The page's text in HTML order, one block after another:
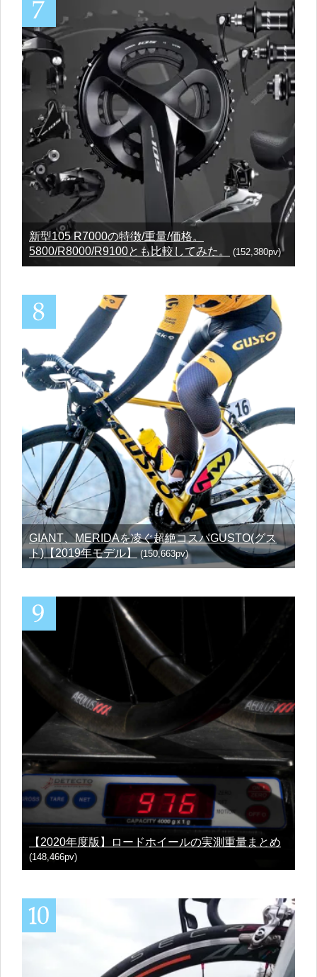
新型105 R7000の特徴/重量/価格。
5800/R8000/R9100とも比較してみた。
(152,380pv)
GIANT、MERIDAを凌ぐ超絶コスパGUSTO(グス
ト)【2019年モデル】(150,663pv)
【2020年度版】ロードホイールの実測重量まとめ
(148,466pv)